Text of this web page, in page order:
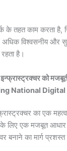
के तहत काम करता है,
विश्वसनीय और
है।
इन्फ्रास्ट्रक्चरको
National
का एक
लिए एक मजबूत आधार
बनाने का मार्ग